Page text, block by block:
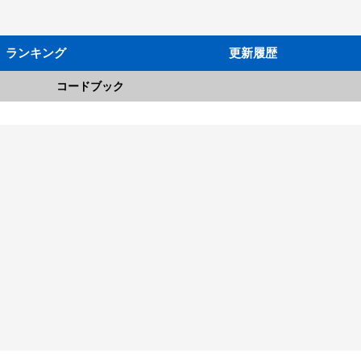
ランキング 更新履歴
コードブック